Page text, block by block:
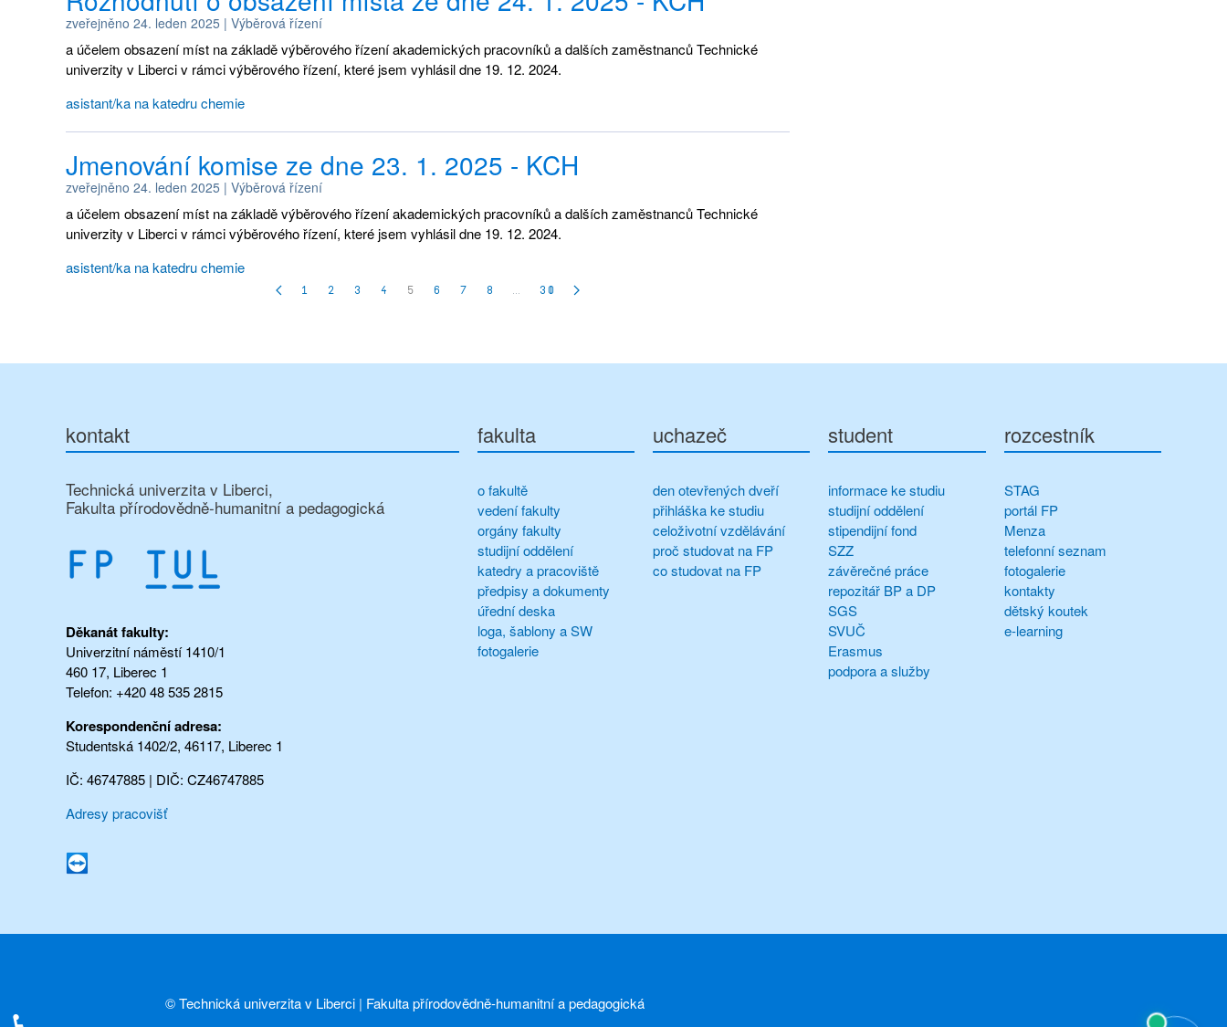
zveřejněno 24. leden 2025 | Výběrová řízení
a účelem obsazení míst na základě výběrového řízení akademických pracovníků a dalších zaměstnanců Technické
univerzity v Liberci v rámci výběrového řízení, které jsem vyhlásil dne 19. 12. 2024.
asistant/ka na katedru chemie
Jmenování komise ze dne 23. 1. 2025 - KCH
zveřejněno 24. leden 2025 | Výběrová řízení
a účelem obsazení míst na základě výběrového řízení akademických pracovníků a dalších zaměstnanců Technické
univerzity v Liberci v rámci výběrového řízení, které jsem vyhlásil dne 19. 12. 2024.
asistent/ka na katedru chemie
1 2 3 4 5 6 7 8 … 30
kontakt
Technická univerzita v Liberci,
Fakulta přírodovědně-humanitní a pedagogická
Děkanát fakulty:
Univerzitní náměstí 1410/1
460 17, Liberec 1
Telefon: +420 48 535 2815
Korespondenční adresa:
Studentská 1402/2, 46117, Liberec 1
IČ: 46747885 | DIČ: CZ46747885
Adresy pracovišť
fakulta
o fakultě
vedení fakulty
orgány fakulty
studijní oddělení
katedry a pracoviště
předpisy a dokumenty
úřední deska
loga, šablony a SW
fotogalerie
uchazeč
den otevřených dveří
přihláška ke studiu
celoživotní vzdělávání
proč studovat na FP
co studovat na FP
student
informace ke studiu
studijní oddělení
stipendijní fond
SZZ
závěrečné práce
repozitář BP a DP
SGS
SVUČ
Erasmus
podpora a služby
rozcestník
STAG
portál FP
Menza
telefonní seznam
fotogalerie
kontakty
dětský koutek
e-learning
© Technická univerzita v Liberci | Fakulta přírodovědně-humanitní a pedagogická